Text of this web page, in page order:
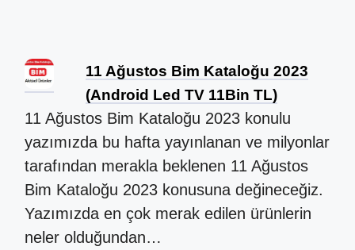
11 Ağustos Bim Kataloğu 2023
(Android Led TV 11Bin TL)
11 Ağustos Bim Kataloğu 2023 konulu
yazımızda bu hafta yayınlanan ve milyonlar
tarafından merakla beklenen 11 Ağustos
Bim Kataloğu 2023 konusuna değineceğiz.
Yazımızda en çok merak edilen ürünlerin
neler olduğundan…